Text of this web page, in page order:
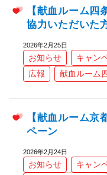
【献血ルーム
協力いただいた
2026年2月25日
お知らせ キャン
広報
献血ルーム
【献血ルーム京
ペーン
2026年2月24日
お知らせ キャン